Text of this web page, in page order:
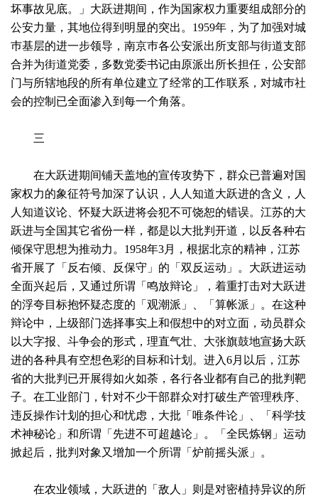
坏事故见底。」大跃进期间，作为国家权力重要组成部分的
公安力量，其地位得到明显的突出。1959年，为了加强对城
巿基层的进一步领导，南京巿各公安派出所支部与街道支部
合并为街道党委，多数党委书记由原派出所长担任，公安部
门与所辖地段的所有单位建立了经常的工作联系，对城巿社
会的控制已全面渗入到每一个角落。
三
在大跃进期间铺天盖地的宣传攻势下，群众已普遍对国
家权力的象征符号加深了认识，人人知道大跃进的含义，人
人知道议论、怀疑大跃进将会犯不可饶恕的错误。江苏的大
跃进与全国其它省份一样，都是以大批判开道，以反各种右
倾保守思想为推动力。1958年3月，根据北京的精神，江苏
省开展了「反右倾、反保守」的「双反运动」。大跃进运动
全面兴起后，又通过所谓「鸣放辩论」，着重打击对大跃进
的浮夸目标抱怀疑态度的「观潮派」、「算帐派」。在这种
辩论中，上级部门选择事实上和假想中的对立面，动员群众
以大字报、斗争会的形式，理直气壮、大张旗鼓地宣扬大跃
进的各种具有空想色彩的目标和计划。进入6月以后，江苏
省的大批判已开展得如火如荼，各行各业都有自己的批判靶
子。在工业部门，针对不少干部群众对打破生产管理秩序、
违反操作计划的担心和忧虑，大批「唯条件论」、「科学技
术神秘论」和所谓「先进不可超越论」。「全民炼钢」运动
掀起后，批判对象又增加一个所谓「炉前摇头派」。
在农业领域，大跃进的「敌人」则是对密植持异议的所